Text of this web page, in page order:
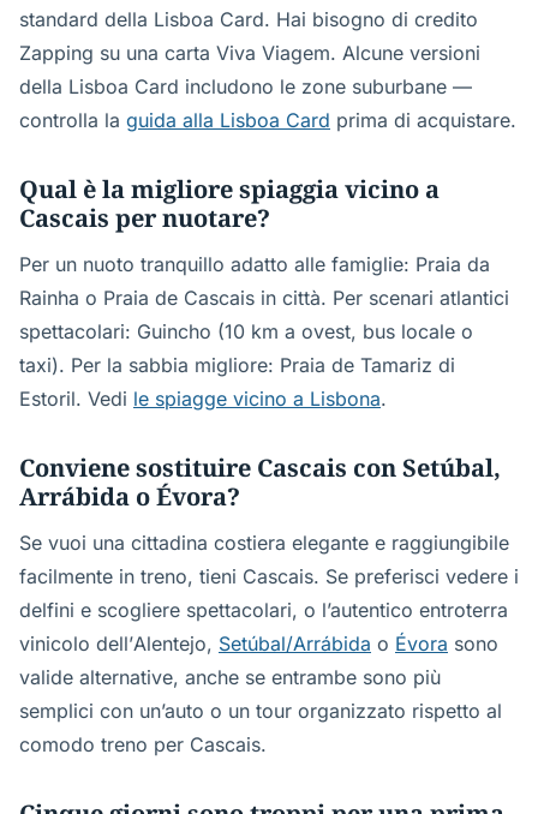
standard della Lisboa Card. Hai bisogno di credito
Zapping su una carta Viva Viagem. Alcune versioni
della Lisboa Card includono le zone suburbane —
controlla la guida alla Lisboa Card prima di acquistare.
Qual è la migliore spiaggia vicino a
Cascais per nuotare?
Per un nuoto tranquillo adatto alle famiglie: Praia da
Rainha o Praia de Cascais in città. Per scenari atlantici
spettacolari: Guincho (10 km a ovest, bus locale o
taxi). Per la sabbia migliore: Praia de Tamariz di
Estoril. Vedi le spiagge vicino a Lisbona.
Conviene sostituire Cascais con Setúbal,
Arrábida o Évora?
Se vuoi una cittadina costiera elegante e raggiungibile
facilmente in treno, tieni Cascais. Se preferisci vedere i
delfini e scogliere spettacolari, o l’autentico entroterra
vinicolo dell’Alentejo, Setúbal/Arrábida o Évora sono
valide alternative, anche se entrambe sono più
semplici con un’auto o un tour organizzato rispetto al
comodo treno per Cascais.